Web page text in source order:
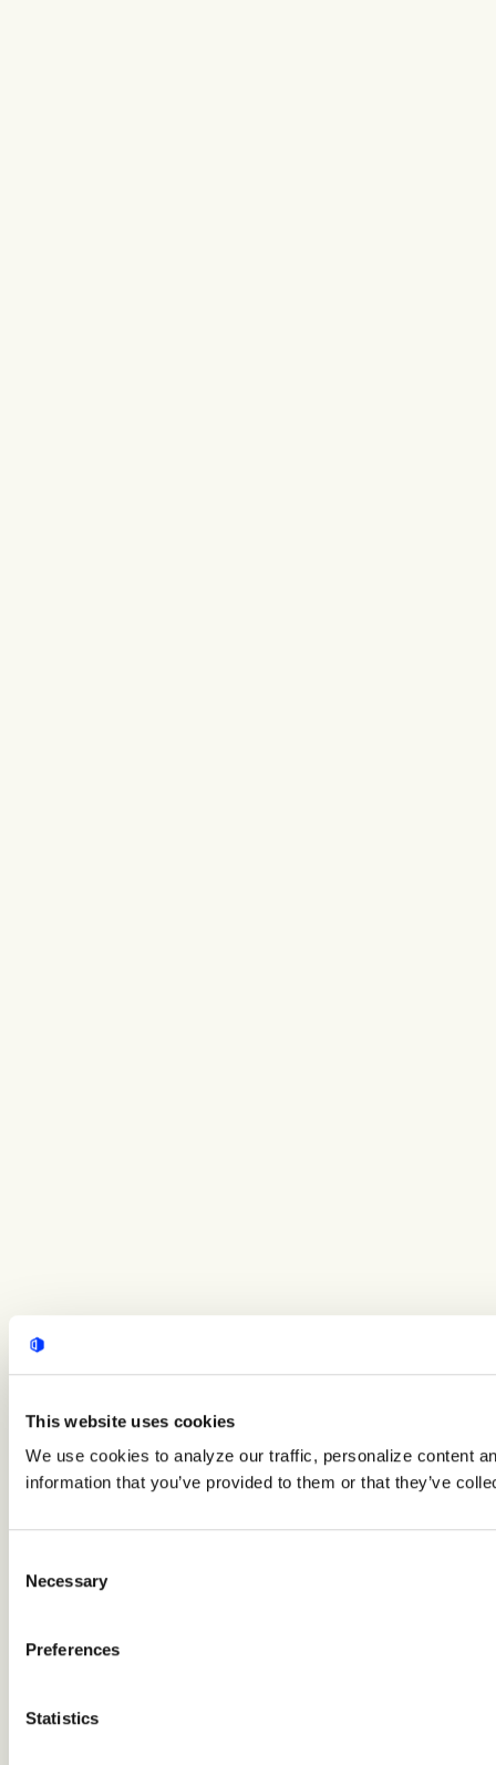
This website uses cookies
We use cookies to analyze our traffic, personalize content
information that you’ve provided to them or that they’ve
Selection
Necessary
Preferences
Statistics